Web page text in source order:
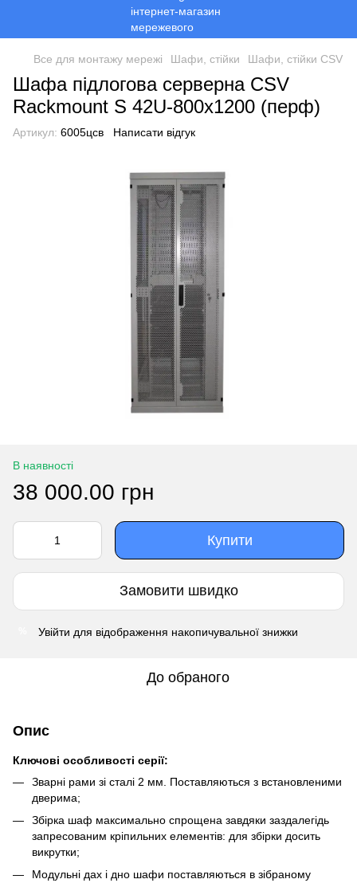
Все для монтажу мережі Шафи, стійки Шафи, стійки CSV
Шафа підлогова серверна CSV
Rackmount S 42U-800x1200 (перф)
Артикул: 6005цсв Написати відгук
В наявності
38 000.00 грн
Купити
Замовити швидко
Увійти для відображення накопичувальної знижки
До обраного
Опис
Ключові особливості серії:
Зварні рами зі сталі 2 мм. Поставляються з встановленими
дверима;
Збірка шаф максимально спрощена завдяки заздалегідь
запресованим кріпильних елементів: для збірки досить
викрутки;
Модульні дах і дно шафи поставляються в зібраному